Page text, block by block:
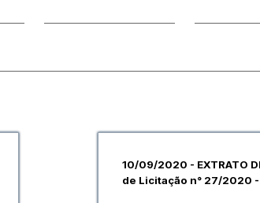
10/09/2020 - EXTRATO
de Licitação n° 27/2020 -